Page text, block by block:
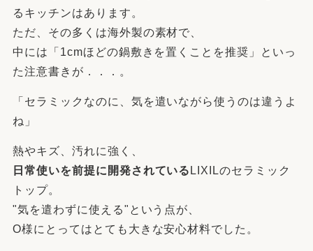
るキッチンはあります。
ただ、その多くは海外製の素材で、
中には「1cmほどの鍋敷きを置くことを推奨」といっ
た注意書きが．．．。
「セラミックなのに、気を遣いながら使うのは違うよ
ね」
熱やキズ、汚れに強く、
日常使いを前提に開発されている LIXILのセラミック
トップ。
"気を遣わずに使える"という点が、
O様にとってはとても大きな安心材料でした。